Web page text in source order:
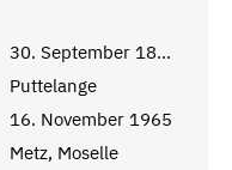
30. September 1896
Puttelange
16. November 1965
Metz, Moselle